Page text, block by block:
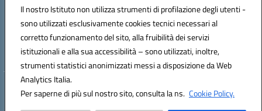
Il nostro Istituto non utilizza strumenti di profilazione degli utenti -
sono utilizzati esclusivamente cookies tecnici necessari al
corretto funzionamento del sito, alla fruibilità dei servizi
istituzionali e alla sua accessibilità – sono utilizzati, inoltre,
strumenti statistici anonimizzati messi a disposizione da Web
Analytics Italia.
Per saperne di più sul nostro sito, consulta la ns. Cookie Policy.
Codice fiscale: 93423350722
Codice meccanografico:BAIC87200N
Codice Indice delle Pubbliche Amministrazioni (IPA): istsc_BAIC87200N
Codice unico di fatturazione (CUF): UF9AKD
Hosting & Powered by 3D Solution S.r.l.
Concept & Design by Designers Italia